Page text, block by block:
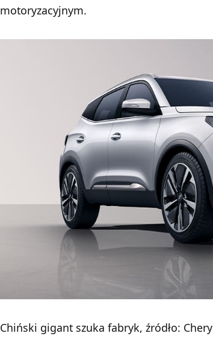
motoryzacyjnym.
Chiński gigant szuka fabryk, źródło: Chery